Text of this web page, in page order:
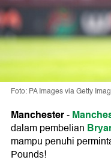
Foto: PA Images via Getty
Manchester-
dalam pembelian
mampu penuhi
Pounds!